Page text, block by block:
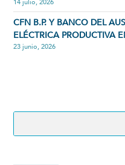
14 julio, 2026
CFN B.P. Y BANCO DEL
ELÉCTRICA PRODUCTIVA
23 junio, 2026